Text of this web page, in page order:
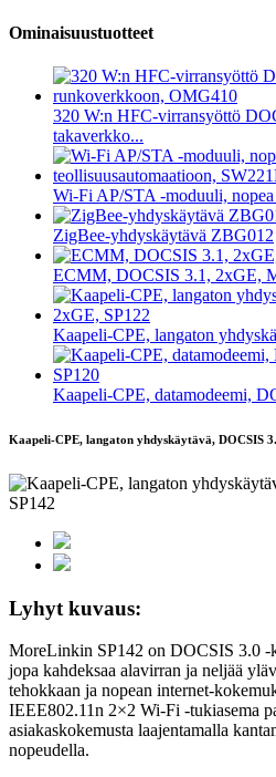
Ominaisuustuotteet
320 W:n HFC-virransyöttö
takaverkko...
Wi-Fi AP/STA -moduuli,
ZigBee-yhdyskäytävä ZBG012
ECMM, DOCSIS 3.1, 2xGE,
Kaapeli-CPE, langaton
Kaapeli-CPE, datamodeemi,
Kaapeli-CPE, langaton yhdyskäytävä, DOCSIS
Lyhyt kuvaus:
MoreLinkin SP142 on DOCSIS 3.0 -
jopa kahdeksaa alavirran ja neljää
tehokkaan ja nopean internet-
IEEE802.11n 2×2 Wi-Fi -tukiasema
asiakaskokemusta laajentamalla
nopeudella.